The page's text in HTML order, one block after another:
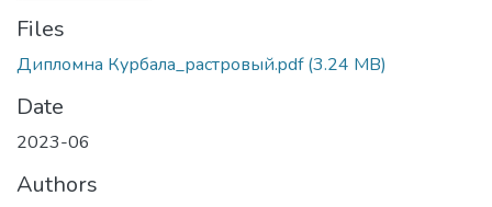
Files
Дипломна Курбала_растровый.pdf(3.24 MB)
Date
2023-06
Authors